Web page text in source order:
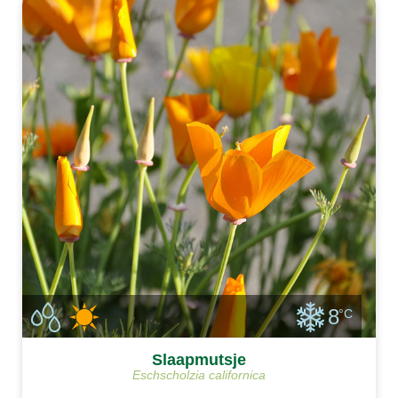
Slaapmutsje
Eschscholzia californica
8°C